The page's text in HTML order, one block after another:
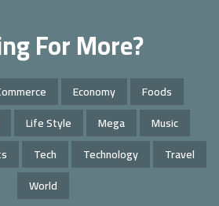
For More?
Economy
Foods
Life Style Mega
Music
Tech Technology
Travel
World